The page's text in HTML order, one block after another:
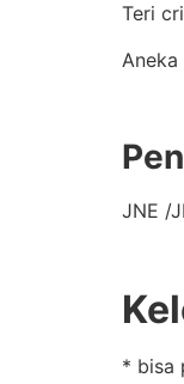
Teri
JNE /
* bisa